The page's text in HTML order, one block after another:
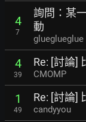
4
7
詢問：某
動
glueglueglue
4
39
Re: [討論]
CMOMP
1
49
Re: [討論]
candyyou